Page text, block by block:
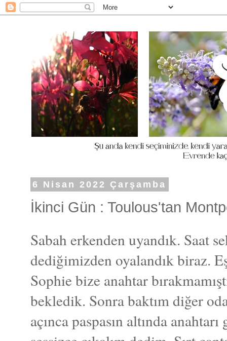
6 Nisan 2022 Çarşamba
İkinci Gün : Toulous'tan
Sabah erkenden uyandık. Saat
dediğimizden oyalandık biraz.
Sophie bize anahtar
bekledik. Sonra baktım diğer
açınca paspasın altında